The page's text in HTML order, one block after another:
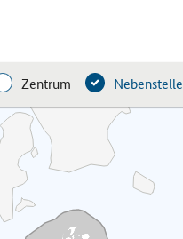
Zentrum Nebenstelle